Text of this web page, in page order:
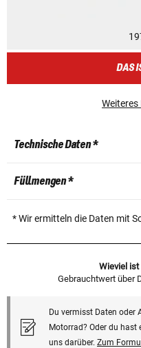
DAS
Weiteres
Technische Daten *
Füllmengen *
* Wir ermitteln die Daten mit
Wieviel ist
Gebrauchtwert über
Du vermisst Daten oder
Motorrad? Oder du hast
uns darüber. Zum